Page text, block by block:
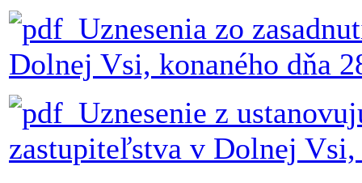
Uznesenia zo
Dolnej Vsi, konaného dňa
Uznesenie z
zastupiteľstva v Dolnej Vsi,